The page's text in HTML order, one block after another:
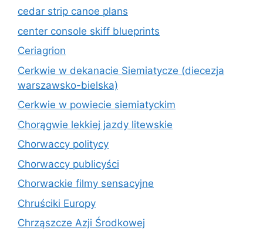
cedar strip canoe plans
center console skiff blueprints
Ceriagrion
Cerkwie w dekanacie Siemiatycze (diecezja
warszawsko-bielska)
Cerkwie w powiecie siemiatyckim
Chorągwie lekkiej jazdy litewskie
Chorwaccy politycy
Chorwaccy publicyści
Chorwackie filmy sensacyjne
Chruściki Europy
Chrząszcze Azji Środkowej